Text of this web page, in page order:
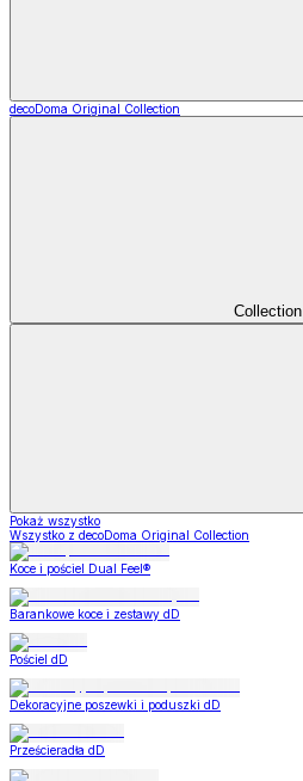
decoDoma Original Collection
Collection
Pokaż wszystko
Wszystko z decoDoma Original Collection
Koce i pościel Dual Feel®
Barankowe koce i zestawy dD
Pościel dD
Dekoracyjne poszewki i poduszki dD
Prześcieradła dD